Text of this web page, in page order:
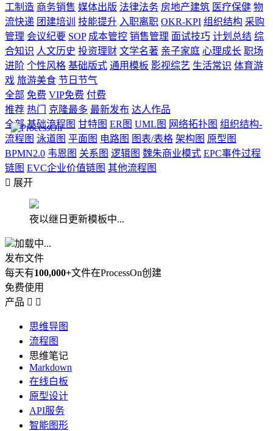
工制造 商务销售 媒体出版 法律法务 房地产建筑 医疗保健 物
流快递 团建培训 技能提升 入职离职 OKR-KPI 组织结构 采购
管理 会议纪要 SOP 成本管控 销售管理 面试技巧 计划总结 综
合知识 人文历史 投资理财 文学名著 亲子家庭 心理成长 职场
进阶 个性风格 基础版式 通用模板 影视综艺 生活常识 体育游
戏 旅游美食 节日节气
全部 免费 VIP免费 付费
推荐 热门 克隆最多 最新发布 达人作品
全部 基础流程图 甘特图 ER图 UML图 网络拓扑图 组织结构-
流程图 泳道图 平面图 电路图 图表/表格 架构图 原型图
BPMN2.0 韦恩图 关系图 逻辑图 魏朱商业模式 EPC事件过程
链图 EVC企业价值链图 其他流程图
 展开
夜以继日更新模板中...
加载中...
发布文件
每天有100,000+文件在ProcessOn创建
免费使用
产品  
思维导图
流程图
思维笔记
Markdown
在线白板
原型设计
API服务
智能图形